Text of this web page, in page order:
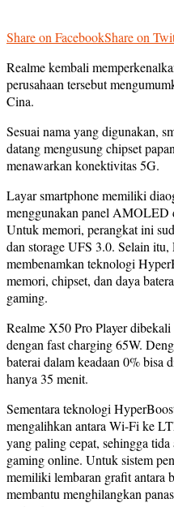
Share on FacebookShare on
Realme kembali
perusahaan tersebut
Cina.
Sesuai nama yang digunakan,
datang mengusung chipset
menawarkan konektivitas 5G.
Layar smartphone memiliki
menggunakan panel AMOLED
Untuk memori, perangkat ini
dan storage UFS 3.0. Selain
membenamkan teknologi
memori, chipset, dan daya
gaming.
Realme X50 Pro Player
dengan fast charging 65W.
baterai dalam keadaan 0% bisa
hanya 35 menit.
Sementara teknologi
mengalihkan antara Wi-Fi ke
yang paling cepat, sehingga
gaming online. Untuk sistem
memiliki lembaran grafit antara
membantu menghilangkan